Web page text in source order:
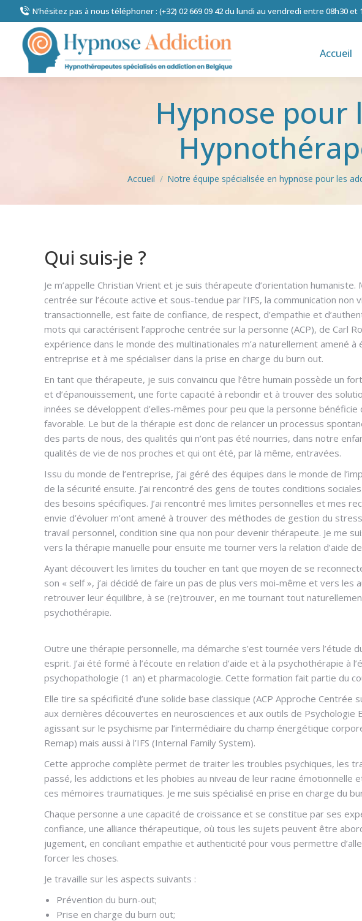
N’hésitez pas à nous téléphoner : (+32) 02 669 09 42 du lundi au vendredi entre 08h30 et
Accueil
Hypnose pour
Vous êtes ici :
Accueil Notre équipe spécialisée en hypnose pour les
Qui suis-je ?
Je m’appelle Christian Vrient et je suis thérapeute d’orientation humaniste.
centrée sur l’écoute active et sous-tendue par l’IFS, la communication non
transactionnelle, est faite de confiance, de respect, d’empathie et
mots qui caractérisent l’approche centrée sur la personne (ACP), de Carl
expérience dans le monde des multinationales m’a naturellement amené
entreprise et à me spécialiser dans la prise en charge du burn out.
En tant que thérapeute, je suis convaincu que l’être humain possède un
et d’épanouissement, une forte capacité à rebondir et à trouver des
innées se développent d’elles-mêmes pour peu que la personne bénéficie
favorable. Le but de la thérapie est donc de relancer un processus
des parts de nous, des qualités qui n’ont pas été nourries, dans notre
qualités de vie de nos proches et qui ont été, par là même, entravées.
Issu du monde de l’entreprise, j’ai géré des équipes dans le monde de
de la sécurité ensuite. J’ai rencontré des gens de toutes conditions
des besoins spécifiques. J’ai rencontré mes limites personnelles et mes
envie d’évoluer m’ont amené à trouver des méthodes de gestion du
travail personnel, condition sine qua non pour devenir thérapeute. Je me
vers la thérapie manuelle pour ensuite me tourner vers la relation d’aide
Ayant découvert les limites du toucher en tant que moyen de se
son « self », j’ai décidé de faire un pas de plus vers moi-même et vers les
retrouver leur équilibre, à se (re)trouver, en me tournant tout
psychothérapie.
Outre une thérapie personnelle, ma démarche s’est tournée vers
esprit. J’ai été formé à l’écoute en relation d’aide et à la psychothérapie à
psychopathologie (1 an) et pharmacologie. Cette formation fait partie du
Elle tire sa spécificité d’une solide base classique (ACP Approche Centrée
aux dernières découvertes en neurosciences et aux outils de
agissant sur le psychisme par l’intermédiaire du champ énergétique
Remap) mais aussi à l’IFS (Internal Family System).
Cette approche complète permet de traiter les troubles psychiques, les
passé, les addictions et les phobies au niveau de leur racine
ces mémoires traumatiques. Je me suis spécialisé en prise en charge du
Chaque personne a une capacité de croissance et se constitue par ses
confiance, une alliance thérapeutique, où tous les sujets peuvent être
jugement, en conciliant empathie et authenticité pour vous permettre
forcer les choses.
Je travaille sur les aspects suivants :
Prévention du burn-out;
Prise en charge du burn out;